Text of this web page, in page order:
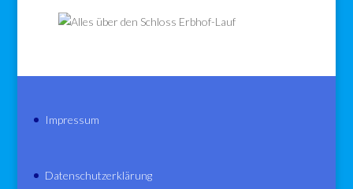
Impressum
Datenschutzerklärung